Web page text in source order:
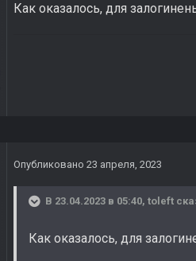
Как оказалось, для
Опубликовано 23 апреля, 2023
В 23.04.2023 в 05:40, toleft
Как оказалось, для